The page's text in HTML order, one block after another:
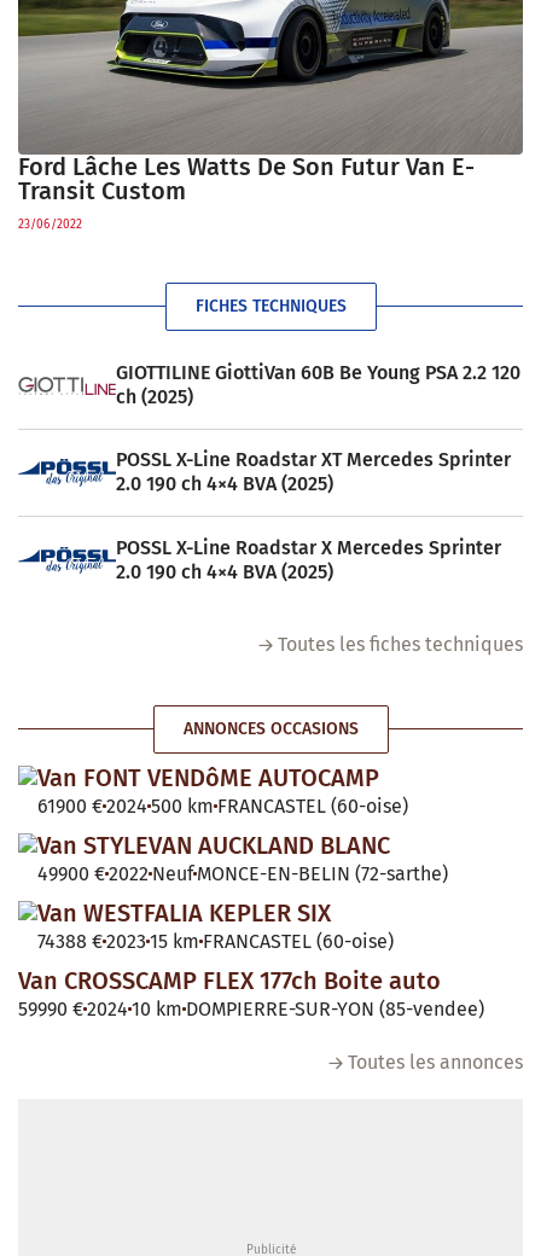
Ford Lâche Les Watts De Son Futur Van E-
Transit Custom
23/06/2022
FICHES TECHNIQUES
GIOTTILINE GiottiVan 60B Be Young PSA 2.2 120
ch (2025)
POSSL X-Line Roadstar XT Mercedes Sprinter
2.0 190 ch 4×4 BVA (2025)
POSSL X-Line Roadstar X Mercedes Sprinter
2.0 190 ch 4×4 BVA (2025)
Toutes les fiches techniques
ANNONCES OCCASIONS
Van FONT VENDôME AUTOCAMP
61900 €2024 500 km FRANCASTEL (60-oise)
Van STYLEVAN AUCKLAND BLANC
49900 €2022 Neuf MONCE-EN-BELIN (72-sarthe)
Van WESTFALIA KEPLER SIX
74388 €2023 15 km FRANCASTEL (60-oise)
Van CROSSCAMP FLEX 177ch Boite auto
59990 €2024 10 km DOMPIERRE-SUR-YON (85-vendee)
Toutes les annonces